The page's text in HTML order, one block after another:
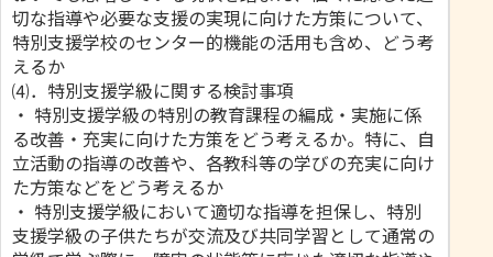
切な指導や必要な支援の実現に向けた方策について、
特別支援学校のセンター的機能の活用も含め、どう考
えるか
⑷．特別支援学級に関する検討事項
・ 特別支援学級の特別の教育課程の編成・実施に係
る改善・充実に向けた方策をどう考えるか。特に、自
立活動の指導の改善や、各教科等の学びの充実に向け
た方策などをどう考えるか
・ 特別支援学級において適切な指導を担保し、特別
支援学級の子供たちが交流及び共同学習として通常の